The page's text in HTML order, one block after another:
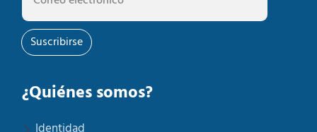
Suscribirse
¿Quiénes somos?